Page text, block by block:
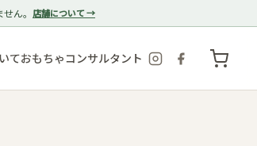
ん。 店舗について →
ておもちゃコンサルタント